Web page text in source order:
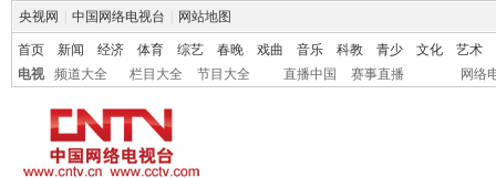
央视网 中国网络电视台 网站地图
首页 新闻 经济 体育 综艺 春晚 戏曲 音乐 科教 青少 文化
艺术
电视
频道大全 栏目大全 节目大全 直播中国 赛事直播 网络